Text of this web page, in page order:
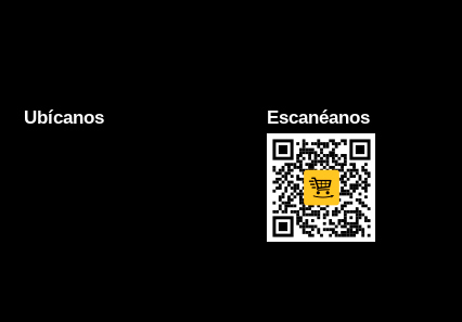
Ubícanos Escanéanos